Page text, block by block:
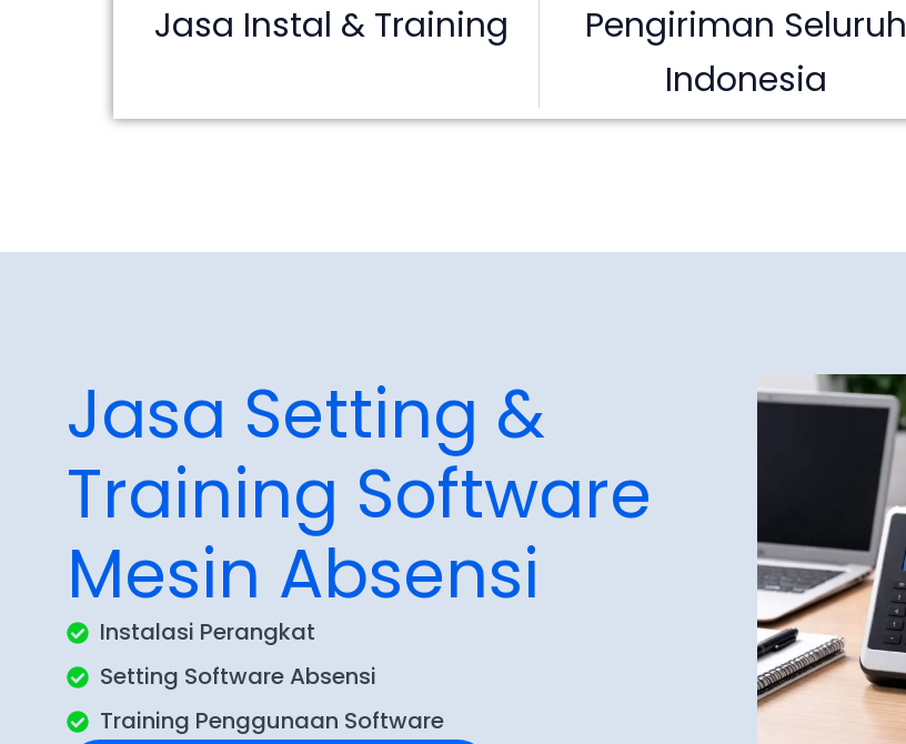
Jasa Instal & Training
Pengiriman Seluruh
Indonesia
Jasa Setting &
Training Software
Mesin Absensi
Instalasi Perangkat
Setting Software Absensi
Training Penggunaan Software